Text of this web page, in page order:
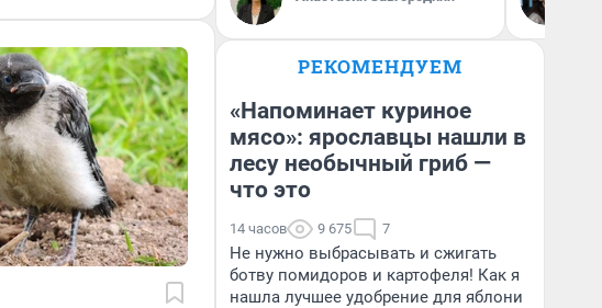
РЕКОМЕНДУЕМ
«Напоминает куриное
мясо»: ярославцы нашли в
лесу необычный гриб —
что это
14 часов 9 675 7
Не нужно выбрасывать и сжигать
ботву помидоров и картофеля! Как я
нашла лучшее удобрение для яблони